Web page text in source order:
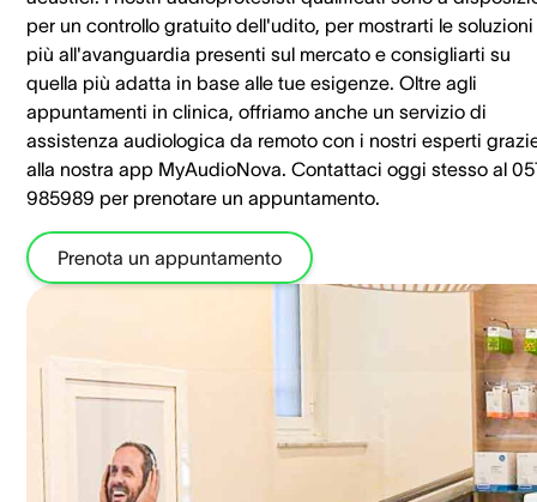
per un controllo gratuito dell'udito, per mostrarti le soluzioni
più all'avanguardia presenti sul mercato e consigliarti su
quella più adatta in base alle tue esigenze. Oltre agli
appuntamenti in clinica, offriamo anche un servizio di
assistenza audiologica da remoto con i nostri esperti
alla nostra app MyAudioNova. Contattaci oggi stesso al
985989 per prenotare un appuntamento.
Prenota un appuntamento